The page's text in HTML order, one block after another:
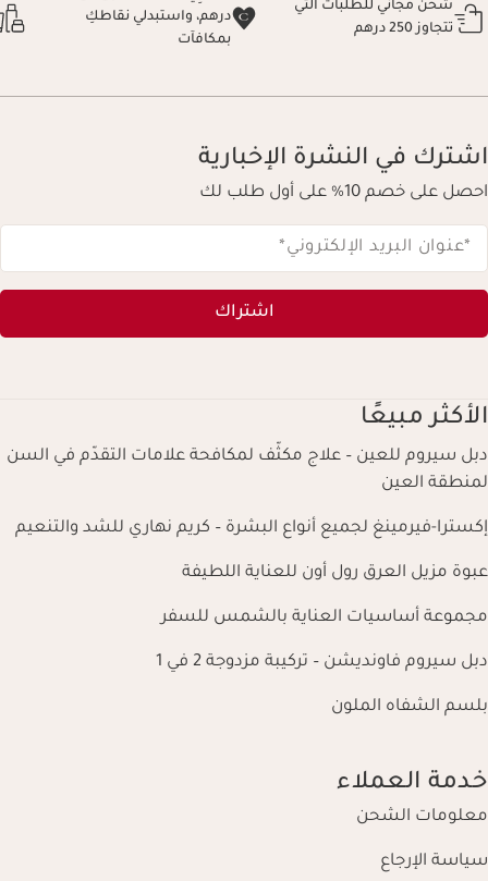
شحن مجاني للطلبات التي
تتجاوز 250 درهم
درهم، واستبدلي نقاطكِ
بمكافآت
اشترك في النشرة الإخبارية
احصل على خصم 10% على أول طلب لك
*عنوان البريد الإلكتروني *
اشتراك
الأكثر مبيعًا
دبل سيروم للعين – علاج مكثّف لمكافحة علامات التقدّم في السن
لمنطقة العين
إكسترا-فيرمينغ لجميع أنواع البشرة – كريم نهاري للشد والتنعيم
عبوة مزيل العرق رول أون للعناية اللطيفة
مجموعة أساسيات العناية بالشمس للسفر
دبل سيروم فاونديشن – تركيبة مزدوجة 2 في 1
بلسم الشفاه الملون
خدمة العملاء
معلومات الشحن
سياسة الإرجاع